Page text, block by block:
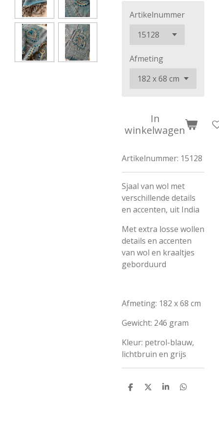
Artikelnummer
Afmeting
In
winkelwagen
Artikelnummer: 15128
Sjaal van wol met
verschillende details
en accenten, uit India
Met extra losse wollen
details en accenten
van wol en kraaltjes
geborduurd
Afmeting: 182 x 68 cm
Gewicht: 246 gram
Kleur: petrol-blauw,
lichtbruin en grijs
D
D
S
D